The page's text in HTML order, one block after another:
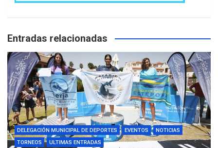
Entradas relacionadas
DELEGACIÓN MUNICIPAL DE DEPORTES EVENTOS
NOTICIAS
TORNEOS
ULTIMAS ENTRADAS